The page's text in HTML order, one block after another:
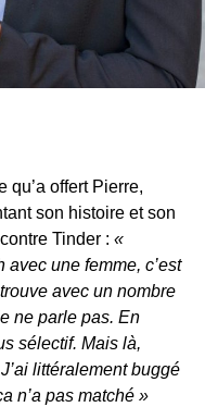
qu’a offert Pierre,
son histoire et son
Tinder : «
une femme, c’est
avec un nombre
ne parle pas. En
sélectif. Mais là,
littéralement buggé
n’a pas matché »